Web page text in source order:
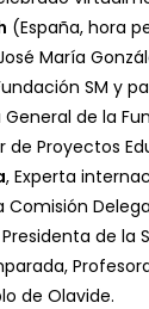
(España, hora
María
SM y
de la
de Proyectos
, Experta
Presidenta de la
de Olavide.